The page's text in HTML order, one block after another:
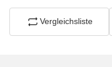
Vergleichsliste